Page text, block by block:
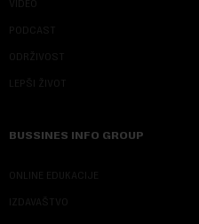
VIDEO
PODCAST
ODRŽIVOST
LEPŠI ŽIVOT
BUSSINES INFO GROUP
ONLINE EDUKACIJE
IZDAVAŠTVO